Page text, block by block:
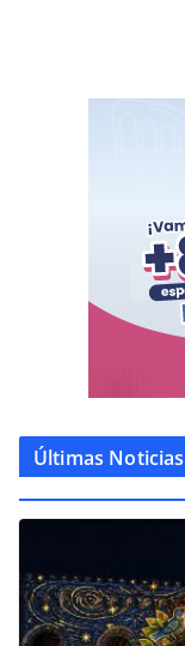
Últimas Noticias